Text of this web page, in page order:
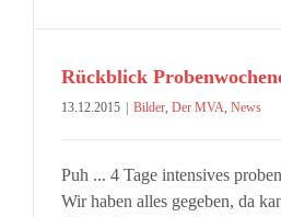
Rückblick
13.12.2015 Bilder, Der MVA, News
Puh ... 4 Tage intensives
Wir haben alles gegeben, da